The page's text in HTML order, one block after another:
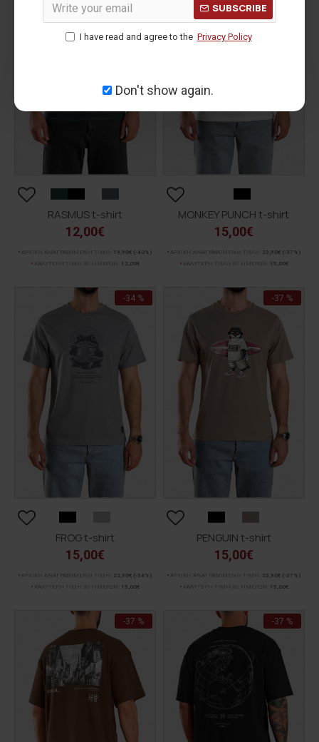
SUBSCRIBE
I have read and agree to the Privacy Policy
Don't show again.
RASMUS t-shirt
12,00€
ΑΡΧΙΚΗ ΑΝΑΓΡΑΦΟΜΕΝΗ ΤΙΜΗ: 19,90€ (-40%)
ΚΑΛΥΤΕΡΗ ΤΙΜΗ 30 ΗΜΕΡΩΝ:
12,00€
MONKEY PUNCH t-shirt
15,00€
ΑΡΧΙΚΗ ΑΝΑΓΡΑΦΟΜΕΝΗ ΤΙΜΗ: 23,90€ (-37%)
ΚΑΛΥΤΕΡΗ ΤΙΜΗ 30 ΗΜΕΡΩΝ:
15,00€
-34 %
FROG t-shirt
15,00€
ΑΡΧΙΚΗ ΑΝΑΓΡΑΦΟΜΕΝΗ ΤΙΜΗ: 22,90€ (-34%)
ΚΑΛΥΤΕΡΗ ΤΙΜΗ 30 ΗΜΕΡΩΝ:
15,00€
-37 %
PENGUIN t-shirt
15,00€
ΑΡΧΙΚΗ ΑΝΑΓΡΑΦΟΜΕΝΗ ΤΙΜΗ: 23,90€ (-37%)
ΚΑΛΥΤΕΡΗ ΤΙΜΗ 30 ΗΜΕΡΩΝ:
15,00€
-37 % -37 %